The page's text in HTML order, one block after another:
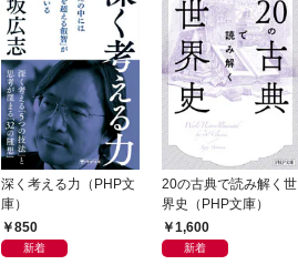
深く考える力（PHP文
庫）
850
新着
20の古典で読み解く世
界史（PHP文庫）
1,600
新着